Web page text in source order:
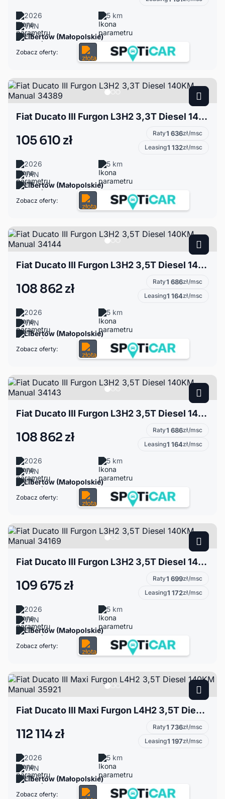
2026
5 km
VAN
Libertów (Małopolskie)
Zobacz oferty:
Fiat Ducato III Furgon L3H2 3,3T Diesel 140KM Manual 34389
105 610 zł Raty1 636zł/msc
Leasing1 132zł/msc
2026
5 km
VAN
Libertów (Małopolskie)
Zobacz oferty:
Fiat Ducato III Furgon L3H2 3,5T Diesel 140KM Manual 34144
108 862 zł Raty1 686zł/msc
Leasing1 164zł/msc
2026
5 km
VAN
Libertów (Małopolskie)
Zobacz oferty:
Fiat Ducato III Furgon L3H2 3,5T Diesel 140KM Manual 34143
108 862 zł Raty1 686zł/msc
Leasing1 164zł/msc
2026
5 km
VAN
Libertów (Małopolskie)
Zobacz oferty:
Fiat Ducato III Furgon L3H2 3,5T Diesel 140KM Manual 34169
109 675 zł Raty1 699zł/msc
Leasing1 172zł/msc
2026
5 km
VAN
Libertów (Małopolskie)
Zobacz oferty:
Fiat Ducato III Maxi Furgon L4H2 3,5T Diesel 140KM Manual 35921
112 114 zł Raty1 736zł/msc
Leasing1 197zł/msc
2026
5 km
VAN
Libertów (Małopolskie)
Zobacz oferty: